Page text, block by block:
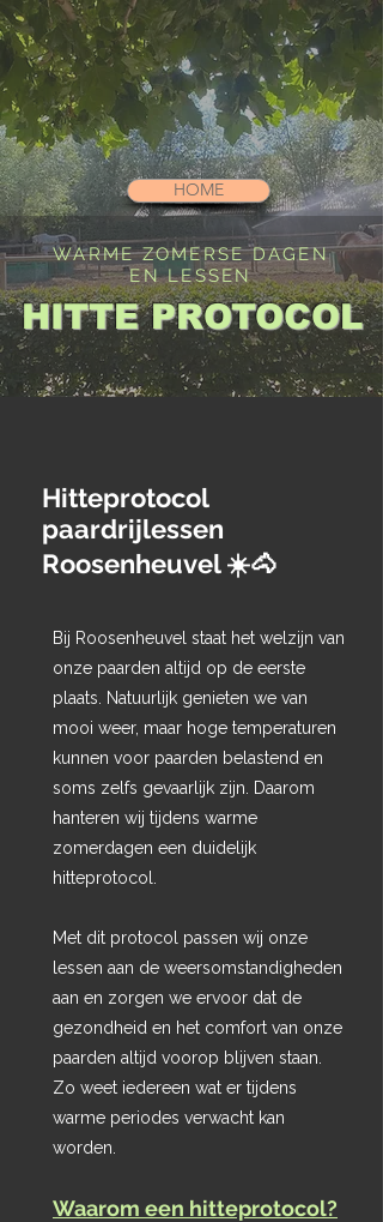
HOME
WARME ZOMERSE DAGEN
EN LESSEN
HITTE PROTOCOL
Hitteprotocol
paardrijlessen
Roosenheuvel ☀️🐴
Bij Roosenheuvel staat het welzijn van
onze paarden altijd op de eerste
plaats. Natuurlijk genieten we van
mooi weer, maar hoge temperaturen
kunnen voor paarden belastend en
soms zelfs gevaarlijk zijn. Daarom
hanteren wij tijdens warme
zomerdagen een duidelijk
hitteprotocol.
Met dit protocol passen wij onze
lessen aan de weersomstandigheden
aan en zorgen we ervoor dat de
gezondheid en het comfort van onze
paarden altijd voorop blijven staan.
Zo weet iedereen wat er tijdens
warme periodes verwacht kan
worden.
Waarom een hitteprotocol?